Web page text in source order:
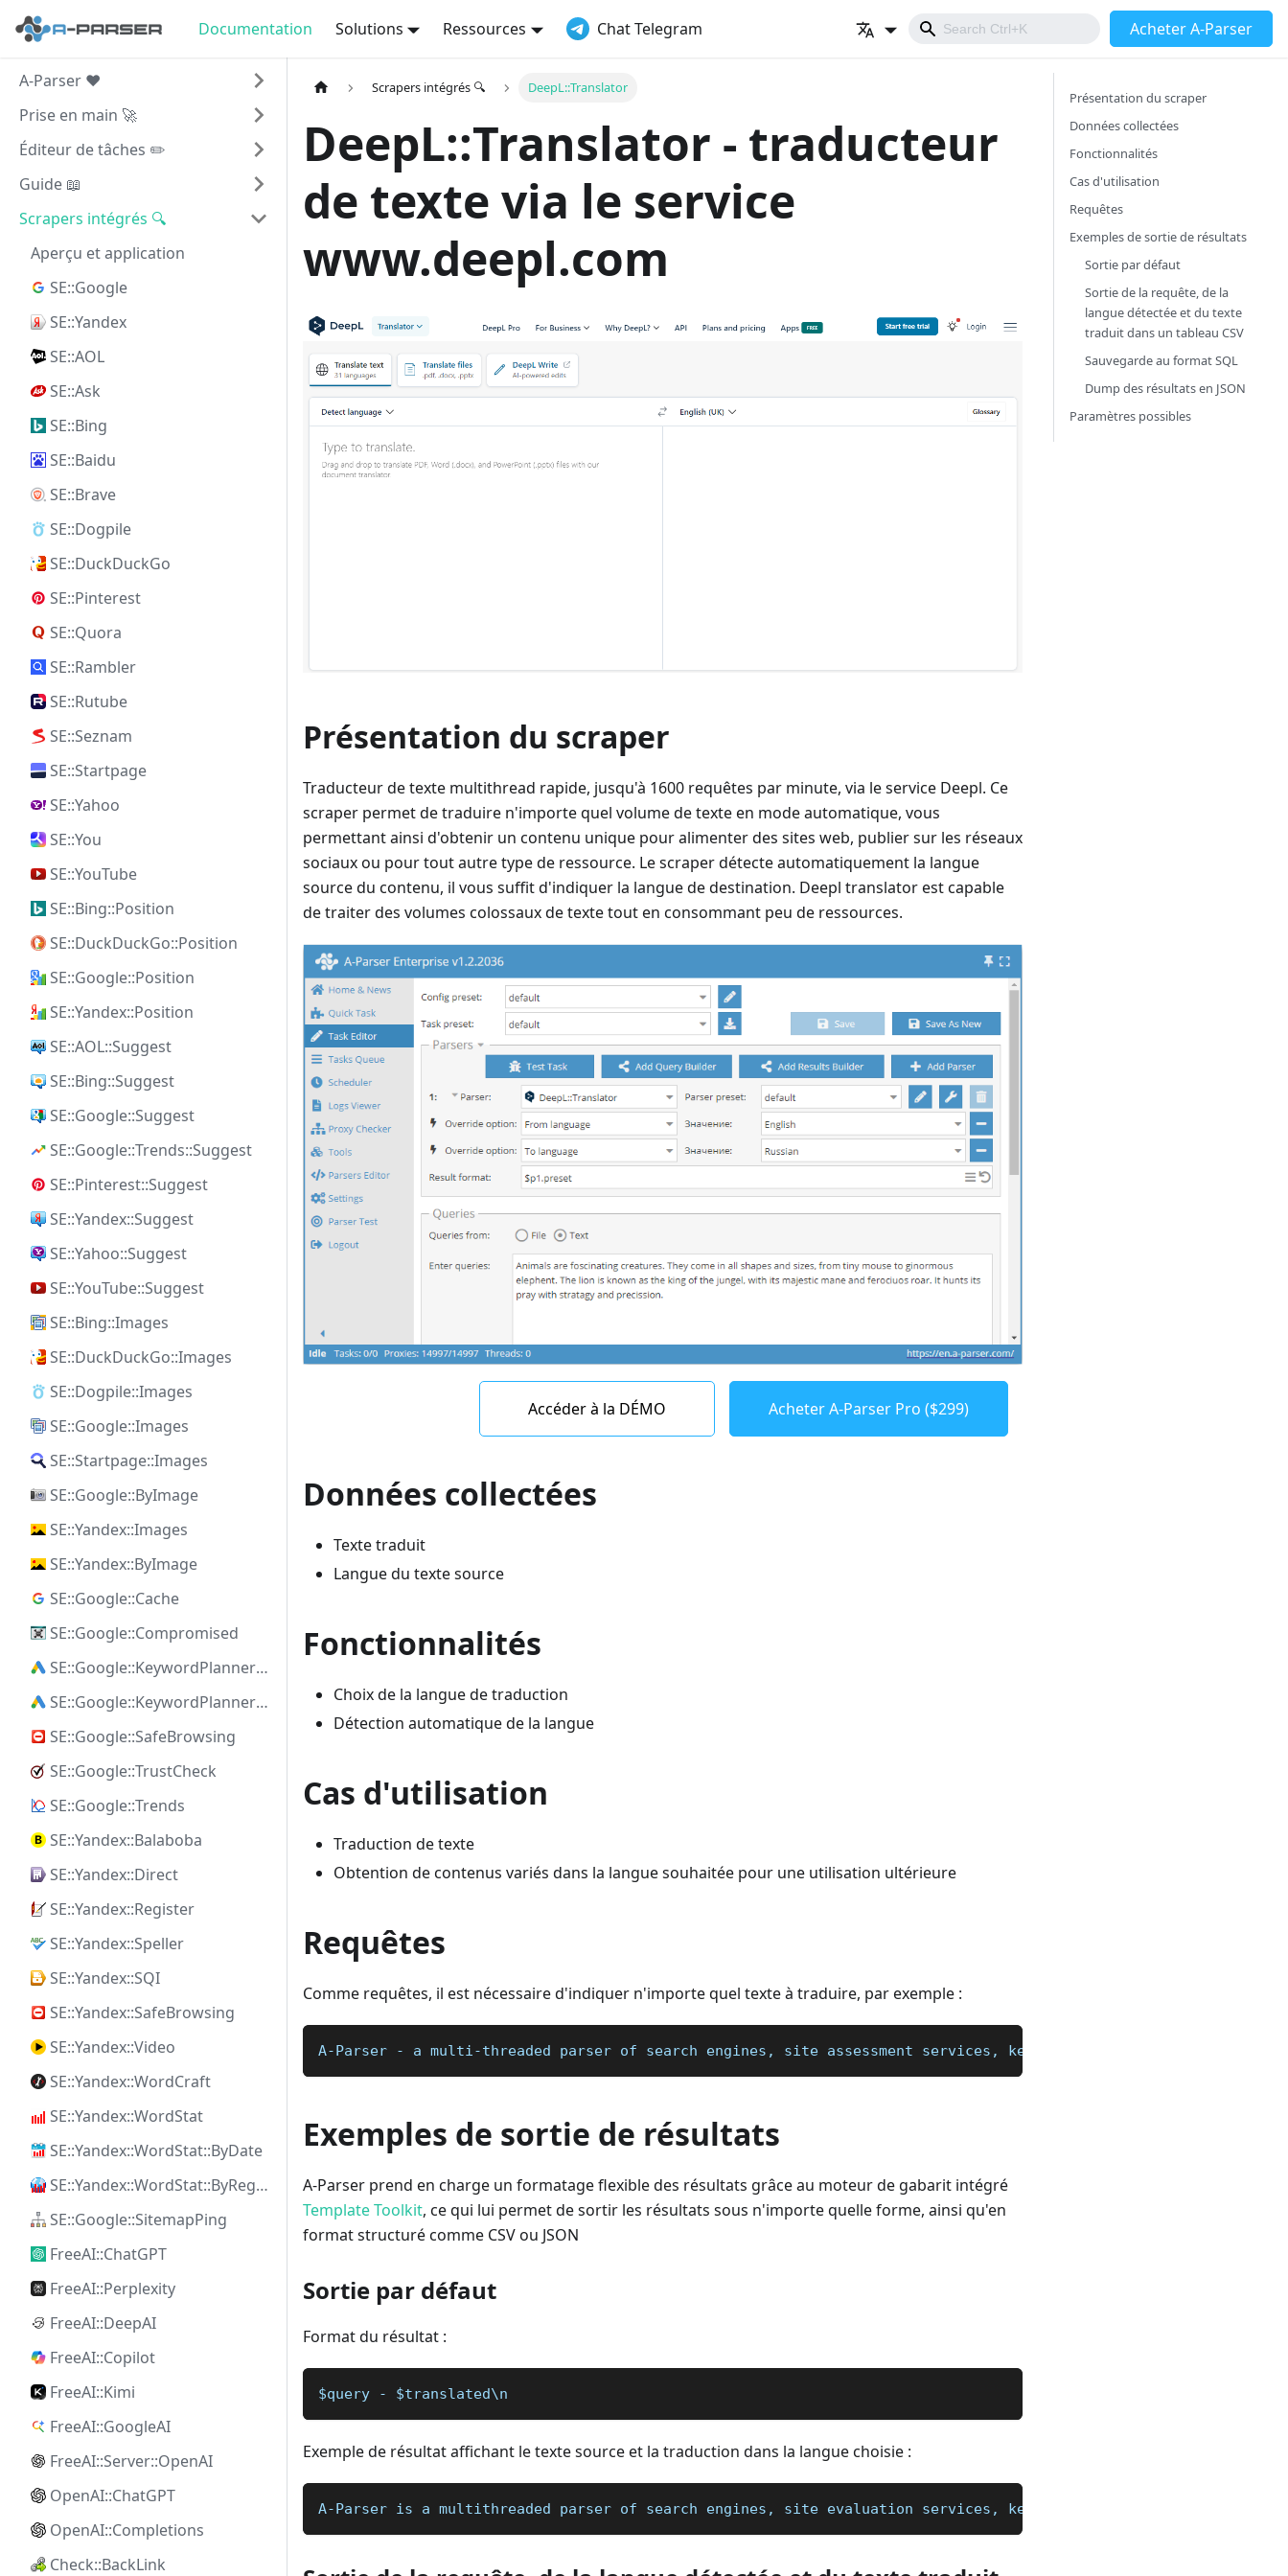
Documentation Solutions Ressources Chat Telegram Acheter A-Parser
A-Parser ❤️
Prise en main 🚀
Éditeur de tâches ✏️
Guide 📖
Scrapers intégrés 🔍
Aperçu et application
SE::Google
SE::Yandex
SE::AOL
SE::Ask
SE::Bing
SE::Baidu
SE::Brave
SE::Dogpile
SE::DuckDuckGo
SE::Pinterest
SE::Quora
SE::Rambler
SE::Rutube
SE::Seznam
SE::Startpage
SE::Yahoo
SE::You
SE::YouTube
SE::Bing::Position
SE::DuckDuckGo::Position
SE::Google::Position
SE::Yandex::Position
SE::AOL::Suggest
SE::Bing::Suggest
SE::Google::Suggest
SE::Google::Trends::Suggest
SE::Pinterest::Suggest
SE::Yandex::Suggest
SE::Yahoo::Suggest
SE::YouTube::Suggest
SE::Bing::Images
SE::DuckDuckGo::Images
SE::Dogpile::Images
SE::Google::Images
SE::Startpage::Images
SE::Google::ByImage
SE::Yandex::Images
SE::Yandex::ByImage
SE::Google::Cache
SE::Google::Compromised
SE::Google::KeywordPlanner::Ideas
SE::Google::KeywordPlanner::SearchVolume
SE::Google::SafeBrowsing
SE::Google::TrustCheck
SE::Google::Trends
SE::Yandex::Balaboba
SE::Yandex::Direct
SE::Yandex::Register
SE::Yandex::Speller
SE::Yandex::SQI
SE::Yandex::SafeBrowsing
SE::Yandex::Video
SE::Yandex::WordCraft
SE::Yandex::WordStat
SE::Yandex::WordStat::ByDate
SE::Yandex::WordStat::ByRegion
SE::Google::SitemapPing
FreeAI::ChatGPT
FreeAI::Perplexity
FreeAI::DeepAI
FreeAI::Copilot
FreeAI::Kimi
FreeAI::GoogleAI
FreeAI::Server::OpenAI
OpenAI::ChatGPT
OpenAI::Completions
Check::BackLink
Scrapers intégrés 🔍 DeepL::Translator
DeepL::Translator - traducteur
de texte via le service
www.deepl.com
Présentation du scraper
Traducteur de texte multithread rapide, jusqu'à 1600 requêtes par minute, via le service Deepl. Ce
scraper permet de traduire n'importe quel volume de texte en mode automatique, vous
permettant ainsi d'obtenir un contenu unique pour alimenter des sites web, publier sur les réseaux
sociaux ou pour tout autre type de ressource. Le scraper détecte automatiquement la langue
source du contenu, il vous suffit d'indiquer la langue de destination. Deepl translator est capable
de traiter des volumes colossaux de texte tout en consommant peu de ressources.
Accéder à la DÉMO Acheter A-Parser Pro ($299)
Données collectées
Texte traduit
Langue du texte source
Fonctionnalités
Choix de la langue de traduction
Détection automatique de la langue
Cas d'utilisation
Traduction de texte
Obtention de contenus variés dans la langue souhaitée pour une utilisation ultérieure
Requêtes
Comme requêtes, il est nécessaire d'indiquer n'importe quel texte à traduire, par exemple :
A-Parser - a multi-threaded parser of search engines, site assessment services, keywords, content(text, links,
Exemples de sortie de résultats
A-Parser prend en charge un formatage flexible des résultats grâce au moteur de gabarit intégré
Template Toolkit, ce qui lui permet de sortir les résultats sous n'importe quelle forme, ainsi qu'en
format structuré comme CSV ou JSON
Sortie par défaut
Format du résultat :
$query - $translated\n
Exemple de résultat affichant le texte source et la traduction dans la langue choisie :
A-Parser is a multithreaded parser of search engines, site evaluation services, keywords, content (text,
Présentation du scraper
Données collectées
Fonctionnalités
Cas d'utilisation
Requêtes
Exemples de sortie de résultats
Sortie par défaut
Sortie de la requête, de la
langue détectée et du texte
traduit dans un tableau CSV
Sauvegarde au format SQL
Dump des résultats en JSON
Paramètres possibles